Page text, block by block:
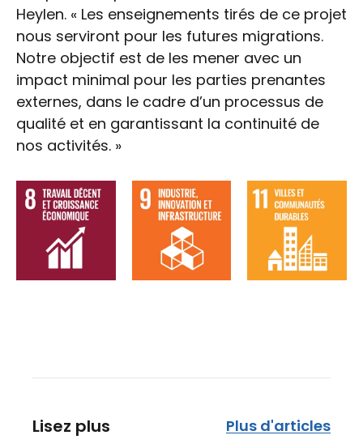
Heylen. « Les enseignements tirés de ce projet
nous serviront pour les futures migrations.
Notre objectif est de les mener avec un
impact minimal pour les parties prenantes
externes, dans le cadre d’un processus de
qualité et en garantissant la continuité de
nos activités. »
Lisez plus Plus d'articles